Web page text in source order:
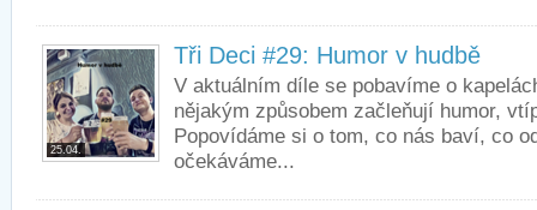
25.04.
Tři Deci #29: Humor v hudbě
V aktuálním díle se pobavíme o
nějakým způsobem začleňují humor,
Popovídáme si o tom, co nás baví, co
očekáváme...